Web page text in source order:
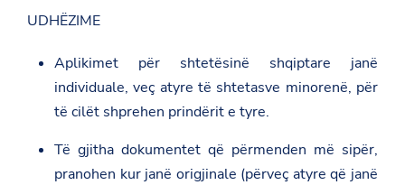
UDHËZIME
Aplikimet për shtetësinë shqiptare janë
individuale, veç atyre të shtetasve minorenë, për
të cilët shprehen prindërit e tyre.
Të gjitha dokumentet që përmenden më sipër,
pranohen kur janë origjinale (përveç atyre që janë